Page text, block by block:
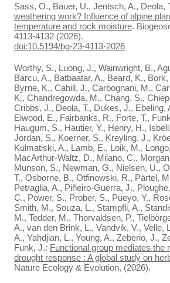
Sass, O., Bauer, U., Jentsch, A., Deola,
weathering work? Influence of alpine
temperature and rock moisture.
4113-4132 (2026).
doi:10.5194/bg-23-4113-2026
Worthy, S., Luong, J., Wainwright, B.,
Barcu, A., Batbaatar, A., Beard, K.,
Byrne, K., Cahill, J., Carbognani, M.,
K., Chandregowda, M., Chang, S.,
Cribbs, J., Deola, T., Dukes, J., Ebeling,
Elwood, E., Fairbanks, R., Forte, T.,
Haugum, S., Hautier, Y., Henry, H.,
Jordan, S., Koerner, S., Kreyling, J.,
Kulmatiski, A., Lamb, E., Loik, M.,
MacArthur-Waltz, D., Milano, C.,
Munson, S., Newman, G., Nielsen, U.,
T., Osborne, B., Otfinowski, R., Pärtel,
Petraglia, A., Piñeiro-Guerra, J.,
C., Power, S., Prober, S., Pueyo, Y.,
Smith, M., Souza, L., Stampfli, A.,
M., Tedder, M., Thorvaldsen, P.,
A., van den Brink, L., Vandvik, V., Velle,
A., Yahdjian, L., Young, A., Zeberio, J.,
Funk, J.: Functional group mediates the
drought response : A global study on
Nature Ecology & Evolution, (2026).